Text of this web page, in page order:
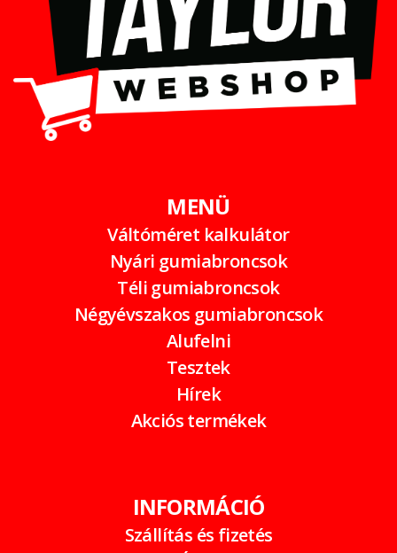
MENÜ
Váltóméret kalkulátor
Nyári gumiabroncsok
Téli gumiabroncsok
Négyévszakos gumiabroncsok
Alufelni
Tesztek
Hírek
Akciós termékek
INFORMÁCIÓ
Szállítás és fizetés